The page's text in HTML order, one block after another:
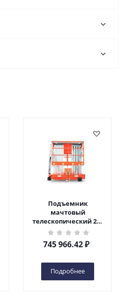
Подъемник
мачтовый
телескопический 200
кг 10 м TOR GTWY10-
200S DC 2-мачтовый
(автономный) (N) в
745 966.42₽
Подробнее